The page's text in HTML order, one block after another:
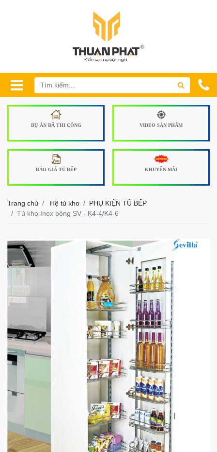
DỰ ÁN ĐÃ THI CÔNG VIDEO SẢN PHẨM
BÁO GIÁ TỦ BẾP KHUYẾN MÃI
Trang chủ Hệ tủ kho
PHỤ KIỆN TỦ BẾP
Tủ kho Inox bóng SV - K4-4/K4-6